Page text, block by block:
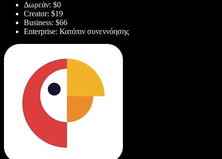
Δωρεάν: $0
Creator: $19
Business: $66
Enterprise: Κατόπιν συνεννόησης